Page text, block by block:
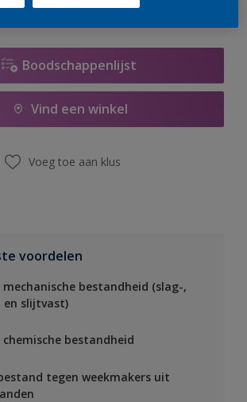
Boodschappenlijst
Vind een winkel
Voeg toe aan klus
voordelen
mechanische bestandheid (slag-,
slijtvast)
chemische bestandheid
tegen weekmakers uit